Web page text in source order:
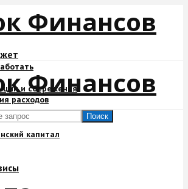
и сбережения
расходов
и деньги
капитал
Поиск